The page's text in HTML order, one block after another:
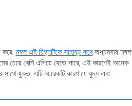
করে, মঙ্গল এই চিহ্নটিকে সাহায্য করেঅধ্যবসায় মঙ্গল
চেয়ে বেশি এগিয়ে যেতে পারে, এই কারণেই অনেক
সাথে যুক্ত, এটি আরেকটি কারণ যে যুদ্ধ এবং